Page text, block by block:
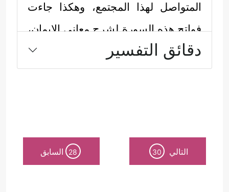
المتواصل لهذا المجتمع، وهكذا جاءت
فواتح هذه السورة لشرح معاني الإيمان،
وبيان مرجعية المؤمنين، وصفاتهم
وخصائصهم في مُقارنة طويلة ومفصَّلة
أولًا: تقسيم المجتمع:
دقائق التفسير
التالي 30
28 السابق